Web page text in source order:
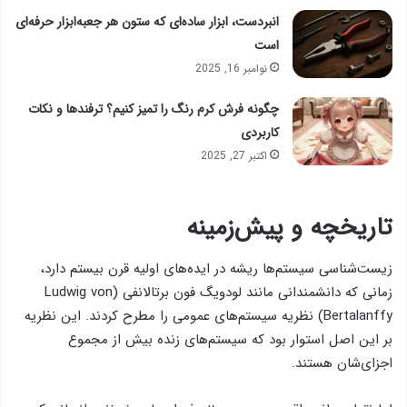
انبردست، ابزار ساده‌ای که ستون هر جعبه‌ابزار حرفه‌ای
است
نوامبر 16, 2025
چگونه فرش کرم رنگ را تمیز کنیم؟ ترفندها و نکات
کاربردی
اکتبر 27, 2025
تاریخچه و پیش‌زمینه
زیست‌شناسی سیستم‌ها ریشه در ایده‌های اولیه قرن بیستم دارد،
زمانی که دانشمندانی مانند لودویگ فون برتالانفی (Ludwig von
Bertalanffy) نظریه سیستم‌های عمومی را مطرح کردند. این نظریه
بر این اصل استوار بود که سیستم‌های زنده بیش از مجموع
اجزای‌شان هستند.